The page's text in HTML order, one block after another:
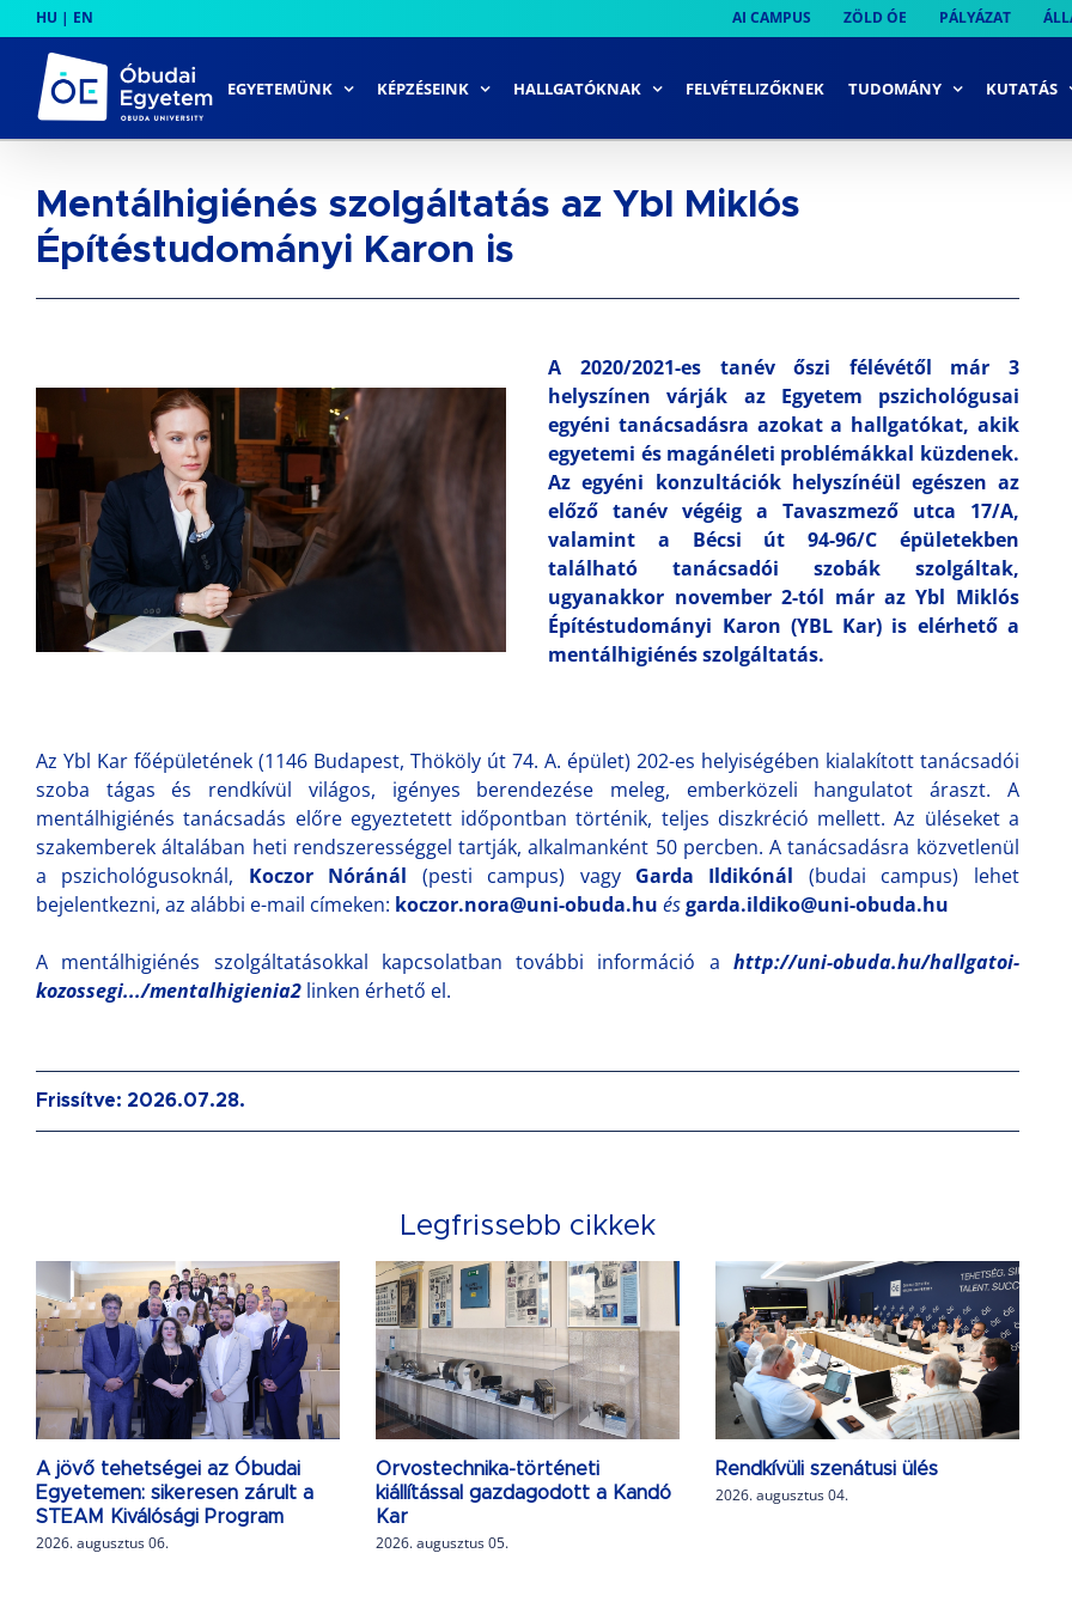
to
content
HU | EN AI CAMPUS ZÖLD ÓE PÁLYÁZAT
EGYETEMÜNK KÉPZÉSEINK HALLGATÓKNAK FELVÉTELIZŐKNEK TUDOMÁNY KUTATÁS
Mentálhigiénés szolgáltatás az Ybl Miklós
Építéstudományi Karon is
A 2020/2021-es tanév őszi félévétől már 3
helyszínen várják az Egyetem pszichológusai
egyéni tanácsadásra azokat a hallgatókat, akik
egyetemi és magánéleti problémákkal küzdenek.
Az egyéni konzultációk helyszínéül egészen az
előző tanév végéig a Tavaszmező utca 17/A,
valamint a Bécsi út 94-96/C épületekben
található tanácsadói szobák szolgáltak,
ugyanakkor november 2-tól már az Ybl Miklós
Építéstudományi Karon (YBL Kar) is elérhető a
mentálhigiénés szolgáltatás.
Az Ybl Kar főépületének (1146 Budapest, Thököly út 74. A. épület) 202-es helyiségében kialakított tanácsadói
szoba tágas és rendkívül világos, igényes berendezése meleg, emberközeli hangulatot áraszt. A
mentálhigiénés tanácsadás előre egyeztetett időpontban történik, teljes diszkréció mellett. Az üléseket a
szakemberek általában heti rendszerességgel tartják, alkalmanként 50 percben. A tanácsadásra közvetlenül
a pszichológusoknál, Koczor Nóránál (pesti campus) vagy Garda Ildikónál (budai campus) lehet
bejelentkezni, az alábbi e-mail címeken: koczor.nora@uni-obuda.hu ésgarda.ildiko@uni-obuda.hu
A mentálhigiénés szolgáltatásokkal kapcsolatban további információ a http://uni-obuda.hu/hallgatoi-
kozossegi.../mentalhigienia2 linken érhető el.
Frissítve: 2026.07.28.
Legfrissebb cikkek
A jövő tehetségei az Óbudai
Egyetemen: sikeresen zárult a
STEAM Kiválósági Program
2026. augusztus 06.
Orvostechnika-történeti
kiállítással gazdagodott a Kandó
Kar
2026. augusztus 05.
Rendkívüli szenátusi ülés
2026. augusztus 04.